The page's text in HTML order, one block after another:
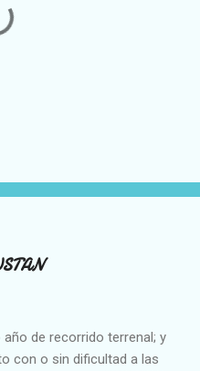
de recorrido terrenal; y
con o sin dificultad a las